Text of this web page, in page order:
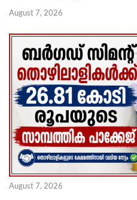
August 7, 2026
August 7, 2026